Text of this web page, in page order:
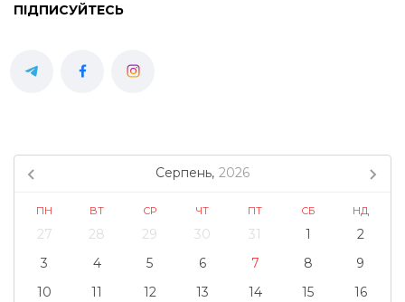
ПІДПИСУЙТЕСЬ
Серпень, 2026
ПН ВТ СР ЧТ ПТ СБ НД
27 28 29 30 31 1
2
3
4 5 6 7 8
9
10
11 12 13 14 15
16